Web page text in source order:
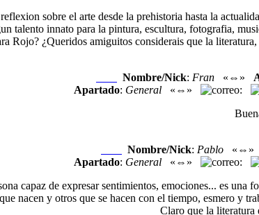
sobre el arte desde la prehistoria hasta la
talento innato para la pintura, escultura, fotografia,
Rojo? ¿Queridos amiguitos considerais que la
Nombre/Nick: Fran «⇔»
Apartado: General «⇔» :
Nombre/Nick: Pablo «⇔»
Apartado: General «⇔» :
capaz de expresar sentimientos, emociones... es una
nacen y otros que se hacen con el tiempo, esmero y
Claro que la literatura